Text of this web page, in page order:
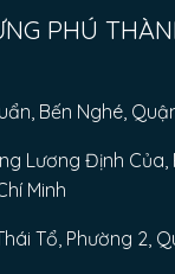
PHÚ
Bến Nghé,
Lương Định Của,
Minh
Tổ, Phường 2,